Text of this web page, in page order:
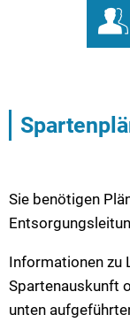
Spartenpläne
Sie benötigen
Informationen zu
Spartenauskunft
unten